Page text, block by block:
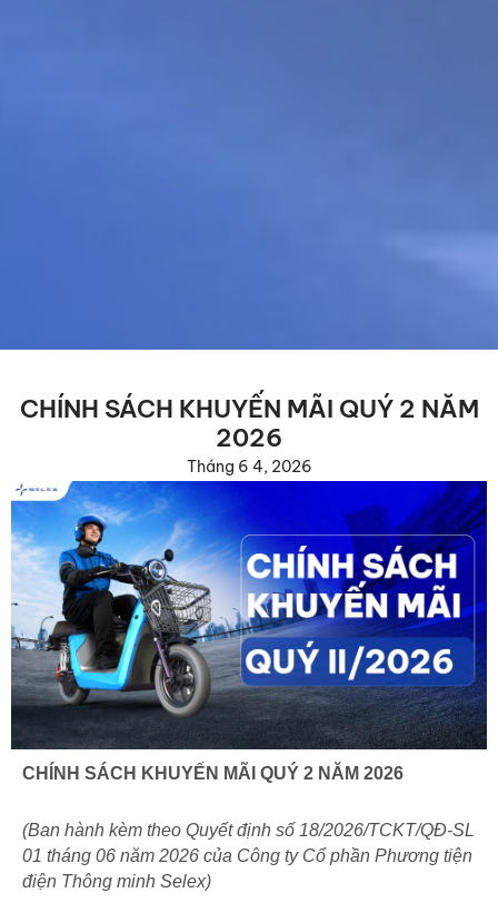
CHÍNH SÁCH KHUYẾN MÃI QUÝ 2 NĂM
2026
Tháng 6 4, 2026
CHÍNH SÁCH KHUYẾN MÃI QUÝ 2 NĂM 2026
(Ban hành kèm theo Quyết định số 18/2026/TCKT/QĐ-SL
01 tháng 06 năm 2026 của Công ty Cổ phần Phương tiện
điện Thông minh Selex)